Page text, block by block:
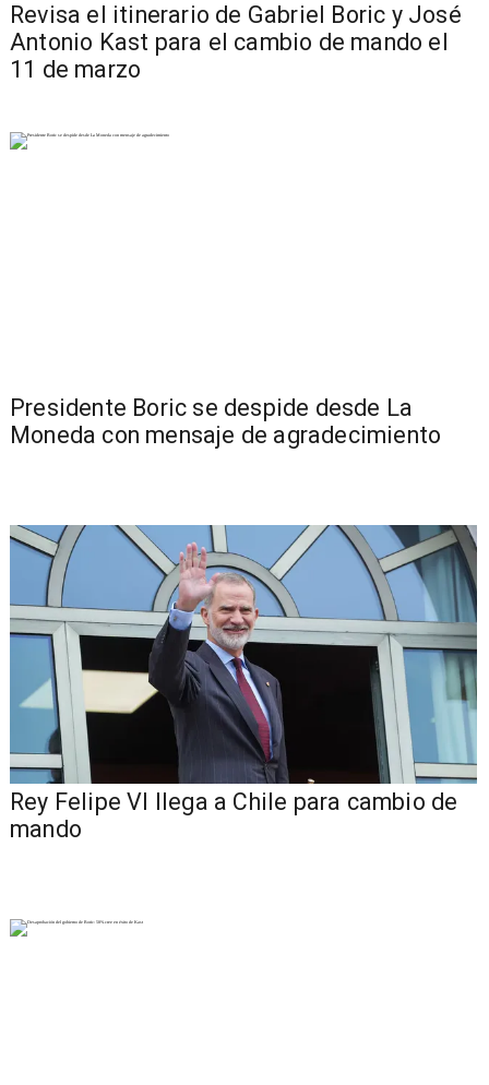
Revisa el itinerario de Gabriel Boric y José
Antonio Kast para el cambio de mando el
11 de marzo
Presidente Boric se despide desde La
Moneda con mensaje de agradecimiento
Rey Felipe VI llega a Chile para cambio de
mando